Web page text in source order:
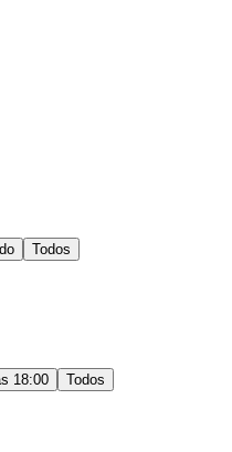
Todos
18:00 Todos